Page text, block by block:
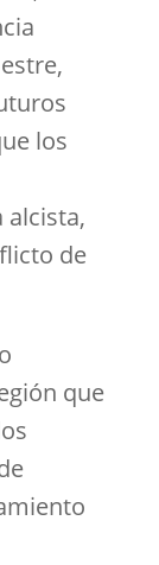
los
alcista,
de
que